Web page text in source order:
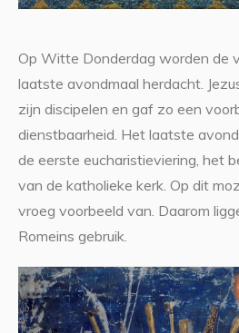
Op Witte Donderdag worden de
laatste avondmaal herdacht.
zijn discipelen en gaf zo een
dienstbaarheid. Het laatste
de eerste eucharistieviering, het
van de katholieke kerk. Op dit
vroeg voorbeeld van. Daarom
Romeins gebruik.